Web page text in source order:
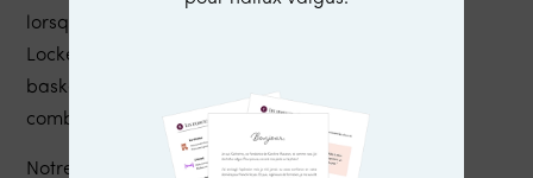
lorsque j’ai atterri dans le rayon homme de Foot
Locker que j’ai compris qu’en réalité trouver des
baskets adaptées à mes pieds était le parcours du
combattant !
Notre basket Armoricain est née de ce constat et